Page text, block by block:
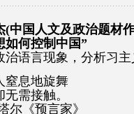
(中国人文及政治题材
如何控制中国”
治语言现象，分析习
窒息地旋舞
需接触。
尔《预言家》